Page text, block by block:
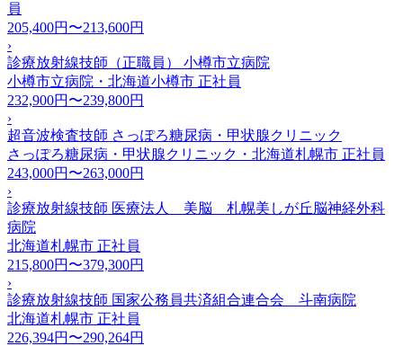
員
205,400円〜213,600円
›
診療放射線技師（正職員） 小樽市立病院
小樽市立病院・北海道小樽市 正社員
232,900円〜239,800円
›
超音波検査技師 さっぽろ糖尿病・甲状腺クリニック
さっぽろ糖尿病・甲状腺クリニック・北海道札幌市 正社員
243,000円〜263,000円
›
診療放射線技師 医療法人 美脳 札幌美しが丘脳神経外科
病院
北海道札幌市 正社員
215,800円〜379,300円
›
診療放射線技師 国家公務員共済組合連合会 斗南病院
北海道札幌市 正社員
226,394円〜290,264円